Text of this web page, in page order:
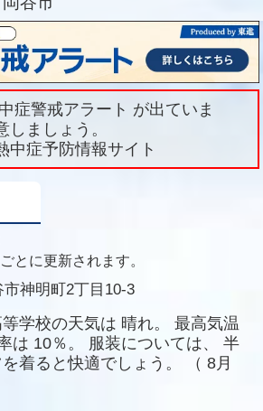
症警戒アラート が出ていま
しましょう。
症予防情報サイト
とに更新されます。
神明町2丁目10-3
学校の天気は 晴れ。
最高気温
は 10％。 服装については、
半
着ると快適でしょう。
（ 8月